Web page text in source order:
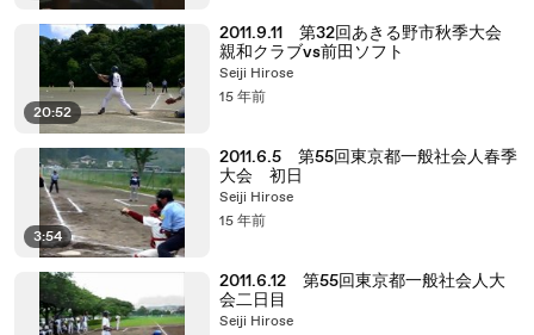
20:52
2011.9.11 第32回あきる野市秋季大会
親和クラブvs前田ソフト
Seiji Hirose
15 年前
3:54
2011.6.5 第55回東京都一般社会人春季
大会 初日
Seiji Hirose
15 年前
2011.6.12 第55回東京都一般社会人大
会二日目
Seiji Hirose